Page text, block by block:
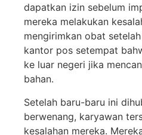
dapatkan izin sebelum
mereka melakukan
mengirimkan obat
kantor pos setempat
ke luar negeri jika
bahan.
Setelah baru-baru ini
berwenang, karyawan
kesalahan mereka.